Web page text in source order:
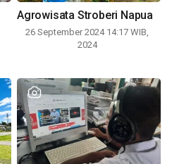
Agrowisata Stroberi Napua
26 September 2024 14:17 WIB,
2024